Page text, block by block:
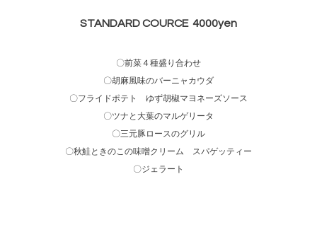
STANDARD COURCE 4000yen
〇前菜４種盛り合わせ
〇胡麻風味のバーニャカウダ
〇フライドポテト ゆず胡椒マヨネーズソース
〇ツナと大葉のマルゲリータ
〇三元豚ロースのグリル
〇秋鮭ときのこの味噌クリーム スパゲッティー
〇ジェラート